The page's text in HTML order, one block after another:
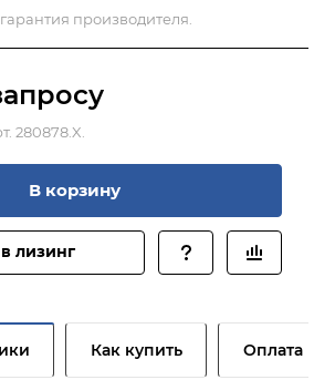
производителя.
росу
280878.X.
В корзину
лизинг
Как купить Оплата